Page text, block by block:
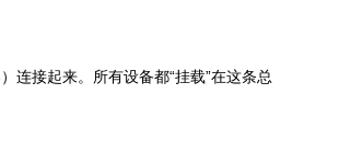
连接起来。所有设备都“挂载”在这条总